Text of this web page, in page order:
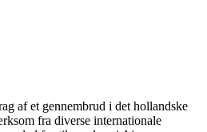
af et gennembrud i det hollandske
fra diverse internationale